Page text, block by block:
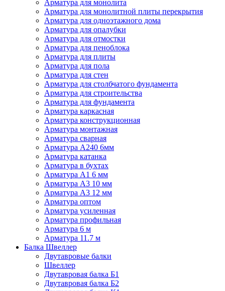
Арматура для монолита
Арматура для монолитной плиты перекрытия
Арматура для одноэтажного дома
Арматура для опалубки
Арматура для отмостки
Арматура для пеноблока
Арматура для плиты
Арматура для пола
Арматура для стен
Арматура для столбчатого фундамента
Арматура для строительства
Арматура для фундамента
Арматура каркасная
Арматура конструкционная
Арматура монтажная
Арматура сварная
Арматура А240 6мм
Арматура катанка
Арматура в бухтах
Арматура А1 6 мм
Арматура А3 10 мм
Арматура А3 12 мм
Арматура оптом
Арматура усиленная
Арматура профильная
Арматура 6 м
Арматура 11.7 м
Балка Швеллер
Двутавровые балки
Швеллер
Двутавровая балка Б1
Двутавровая балка Б2